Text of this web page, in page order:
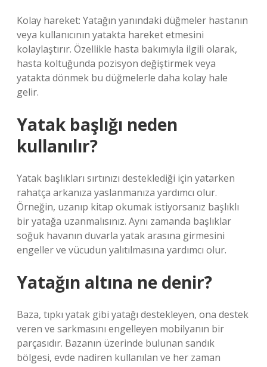
Kolay hareket: Yatağın yanındaki düğmeler hastanın
veya kullanıcının yatakta hareket etmesini
kolaylaştırır. Özellikle hasta bakımıyla ilgili olarak,
hasta koltuğunda pozisyon değiştirmek veya
yatakta dönmek bu düğmelerle daha kolay hale
gelir.
Yatak başlığı neden
kullanılır?
Yatak başlıkları sırtınızı desteklediği için yatarken
rahatça arkanıza yaslanmanıza yardımcı olur.
Örneğin, uzanıp kitap okumak istiyorsanız başlıklı
bir yatağa uzanmalısınız. Aynı zamanda başlıklar
soğuk havanın duvarla yatak arasına girmesini
engeller ve vücudun yalıtılmasına yardımcı olur.
Yatağın altına ne denir?
Baza, tıpkı yatak gibi yatağı destekleyen, ona destek
veren ve sarkmasını engelleyen mobilyanın bir
parçasıdır. Bazanın üzerinde bulunan sandık
bölgesi, evde nadiren kullanılan ve her zaman